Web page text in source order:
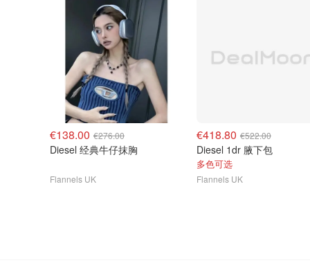
€138.00 €276.00
Diesel 经典牛仔抹胸
Flannels UK
€418.80 €522.00
Diesel 1dr 腋下包
多色可选
Flannels UK